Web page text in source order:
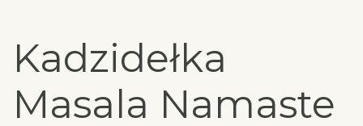
Kadzidełka
Masala Namaste